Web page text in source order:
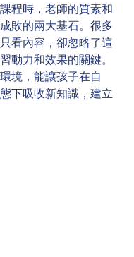
程時，老師的質素和
敗的兩大基石。很多
看內容，卻忽略了這
動力和效果的關鍵。
境，能讓孩子在自
下吸收新知識，建立